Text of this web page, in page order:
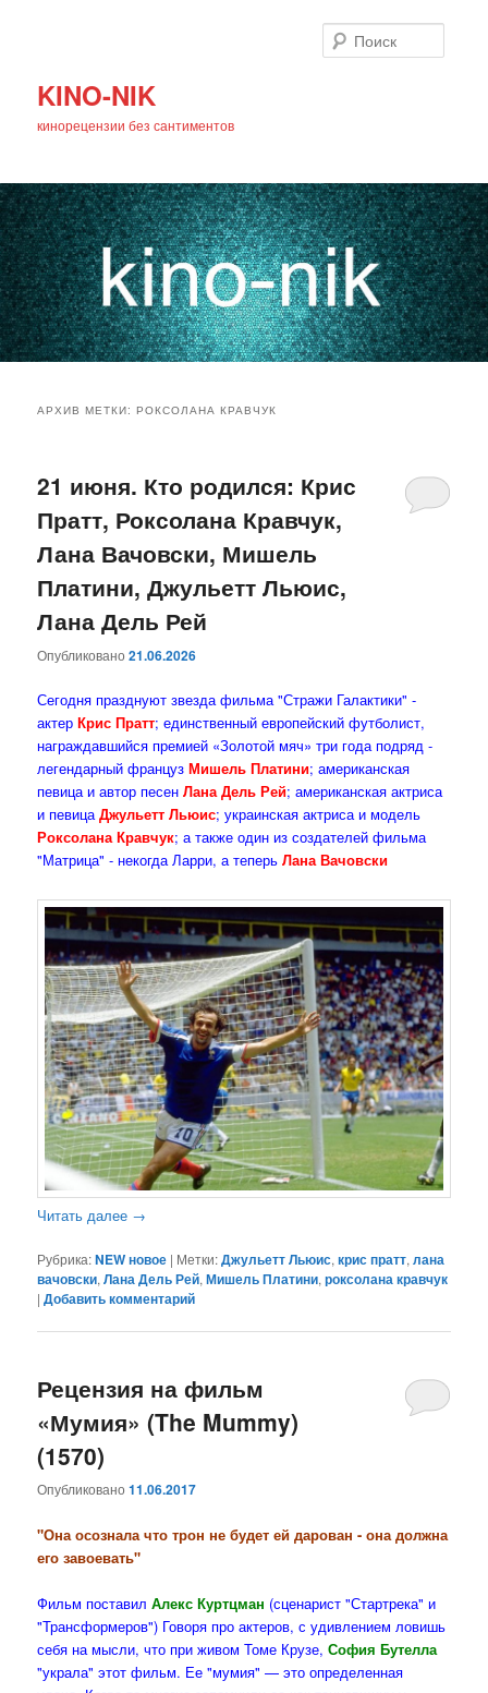
KINO-NIK
кинорецензии без сантиментов
основному
содержимому
дополнительному
содержимому
АРХИВ МЕТКИ:РОКСОЛАНА КРАВЧУК
21 июня. Кто родился: Крис
Пратт, Роксолана Кравчук,
Лана Вачовски, Мишель
Платини, Джульетт Льюис,
Лана Дель Рей
Опубликовано21.06.2026
Сегодня празднуют звезда фильма "Стражи Галактики" -
актер Крис Пратт; единственный европейский футболист,
награждавшийся премией «Золотой мяч» три года подряд -
легендарный француз Мишель Платини; американская
певица и автор песенЛана Дель Рей; американская актриса
и певицаДжульетт Льюис; украинская актриса и модель
Роксолана Кравчук; а также один из создателей фильма
"Матрица" - некогда Ларри, а теперьЛана Вачовски
Читать далее →
Рубрика:NEW новое | Метки:Джульетт Льюис,крис пратт,лана
вачовски,Лана Дель Рей,Мишель Платини,роксолана кравчук
|Добавить комментарий
Рецензия на фильм
«Мумия» (The Mummy)
(1570)
Опубликовано11.06.2017
"Она осознала что трон не будет ей дарован - она должна
его завоевать"
Фильм поставил Алекс Куртцман (сценарист "Стартрека" и
"Трансформеров") Говоря про актеров, с удивлением ловишь
себя на мысли, что при живом Томе Крузе, София Бутелла
"украла" этот фильм. Ее "мумия" — это определенная